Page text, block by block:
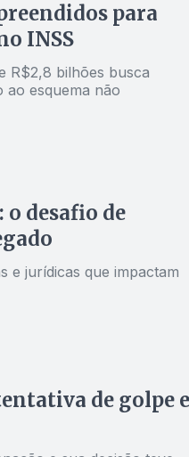
para
INSS
R$2,8 bilhões busca
ao esquema não
desafio de
e jurídicas que impactam
de golpe e